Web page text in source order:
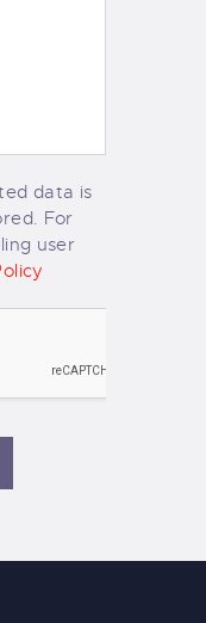
data is
For
user